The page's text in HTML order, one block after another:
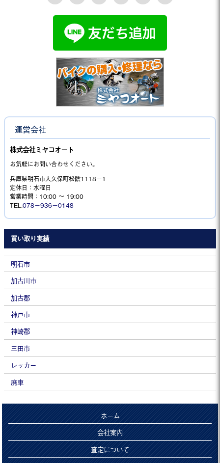
運営会社
株式会社ミヤコオート
お気軽にお問い合わせください。
兵庫県明石市大久保町松陰1118−1
定休日：水曜日
営業時間：10:00 ～ 19:00
TEL.078－936－0148
買い取り実績
明石市
加古川市
加古郡
神戸市
神崎郡
三田市
レッカー
廃車
ホーム
会社案内
査定について